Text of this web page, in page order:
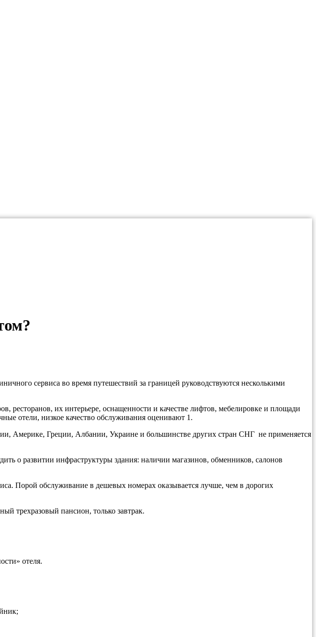
сервиса во время путешествий за границей руководствуются несколькими
ресторанов, их интерьере, оснащенности и качестве лифтов, мебелировке и площади
отели, низкое качество обслуживания оценивают 1.
Америке, Греции, Албании, Украине и большинстве других стран СНГ не применяется
о развитии инфраструктуры здания: наличии магазинов, обменников, салонов
Порой обслуживание в дешевых номерах оказывается лучше, чем в дорогих
трехразовый пансион, только завтрак.
отеля.